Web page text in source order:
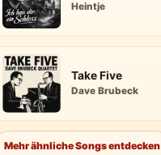
Heintje
Take Five
Dave Brubeck
Mehr ähnliche Songs entdecken